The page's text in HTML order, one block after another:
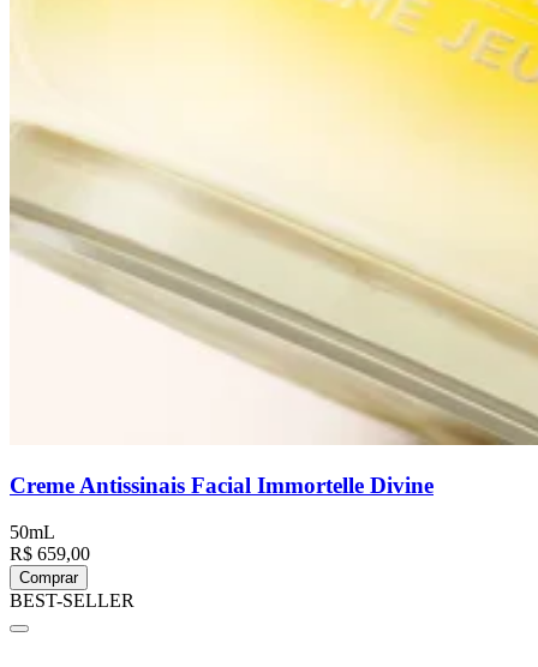
Creme Antissinais Facial Immortelle Divine
50mL
R$ 659,00
Comprar
BEST-SELLER